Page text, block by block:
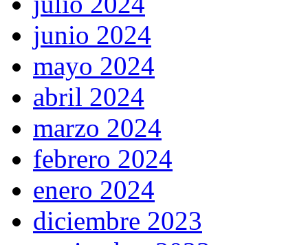
junio 2024
mayo 2024
abril 2024
marzo 2024
febrero 2024
enero 2024
diciembre 2023